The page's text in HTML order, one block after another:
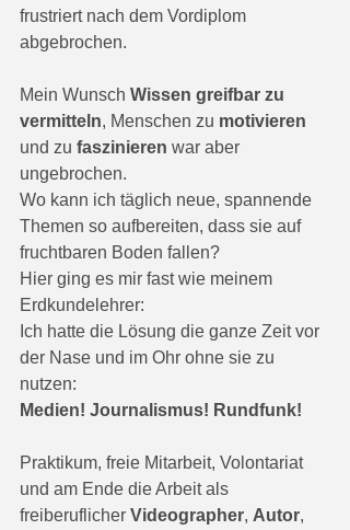
frustriert nach dem Vordiplom
abgebrochen.
Mein Wunsch Wissen greifbar zu
vermitteln, Menschen zu motivieren
und zu faszinieren war aber
ungebrochen.
Wo kann ich täglich neue, spannende
Themen so aufbereiten, dass sie auf
fruchtbaren Boden fallen?
Hier ging es mir fast wie meinem
Erdkundelehrer:
Ich hatte die Lösung die ganze Zeit vor
der Nase und im Ohr ohne sie zu
nutzen:
Medien! Journalismus! Rundfunk!
Praktikum, freie Mitarbeit, Volontariat
und am Ende die Arbeit als
freiberuflicher Videographer, Autor,